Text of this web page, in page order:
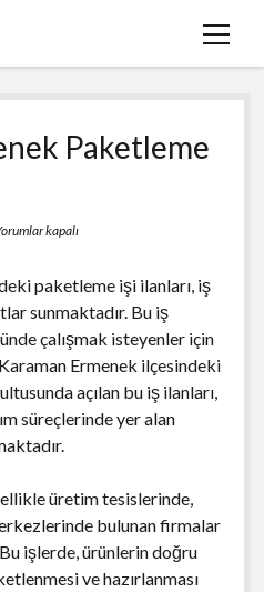
menüyü
Hilesi
Paketleme
kapalı
paketleme işi ilanları, iş
sunmaktadır. Bu iş
çalışmak isteyenler için
Ermenek ilçesindeki
açılan bu iş ilanları,
süreçlerinde yer alan
üretim tesislerinde,
bulunan firmalar
işlerde, ürünlerin doğru
ve hazırlanması